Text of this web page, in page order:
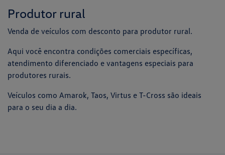
Produtor rural
Venda de veículos com desconto para produtor rural.
Aqui você encontra condições comerciais específicas,
atendimento diferenciado e vantagens especiais para
produtores rurais.
Veículos como Amarok, Taos, Virtus e T-Cross são ideais
para o seu dia a dia.